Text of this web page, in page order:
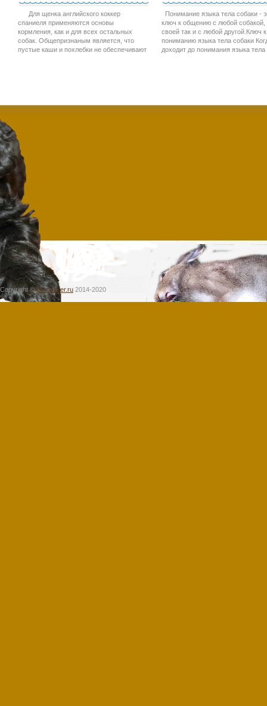
Для щенка английского коккер
спаниеля применяются основы
кормления, как и для всех остальных
собак. Общепризнаным является, что
пустые каши и похлебки не обеспечивают
Понимание языка тела собаки -
ключ к общению с любой собакой,
своей так и с любой другой.Ключ к
пониманию языка тела собаки
доходит до понимания языка тела
Copyright ©en-cocker.ru 2014-2020